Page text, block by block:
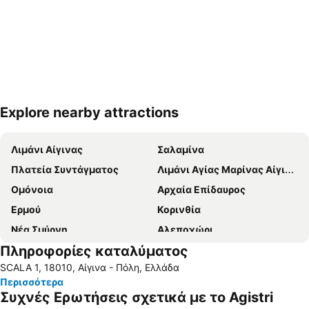
Ανάπτυξη χάρτη
Explore nearby attractions
Λιμάνι Αίγινας
Σαλαμίνα
Πλατεία Συντάγματος
Λιμάνι Αγίας Μαρίνας Αίγινας
Ομόνοια
Αρχαία Επίδαυρος
Ερμού
Κορινθία
Νέα Σμύρνη
Αλεποχώρι
Μοναστηράκι
Σιδηροδρομικός Σταθμός Αθήνας - Σταθμός Λαρίσης
Ψάθα
Τολό
Μαύρο Λιθάρι
Νέα Επίδαυρος
Πληροφορίες καταλύματος
SCALA 1, 18010, Αίγινα - Πόλη, Ελλάδα
Περισσότερα
Συχνές Ερωτήσεις σχετικά με το Agistri